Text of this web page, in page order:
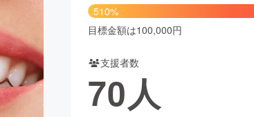
ビューティー・ヘルスケア
510%
目標金額は100,000円
支援者数
70人